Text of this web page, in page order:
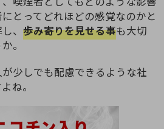
とってどれほどの感覚なのかと
、 歩み寄りを見せる事も大切
。
少しでも配慮できるような社
ね。